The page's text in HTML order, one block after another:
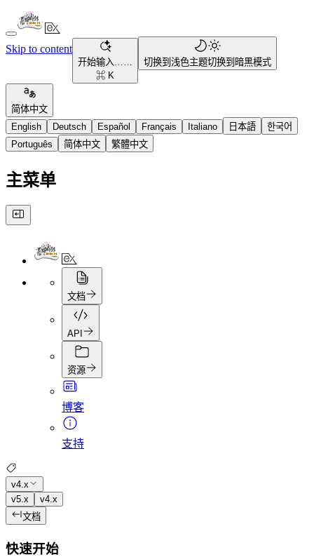
Skip to content
开始输入……
⌘ K
切换到浅色主题切换到暗黑模式
简体中文
English
Deutsch Español Français Italiano 日本語
한국어
Português
简体中文 繁體中文
主菜单
文档
API
资源
博客
支持
v4.x
v5.x
v4.x
文档
快速开始